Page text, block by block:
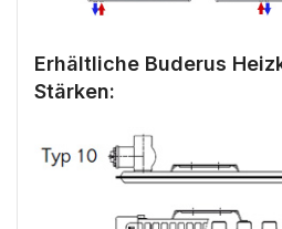
Erhältliche Buderus
Stärken: